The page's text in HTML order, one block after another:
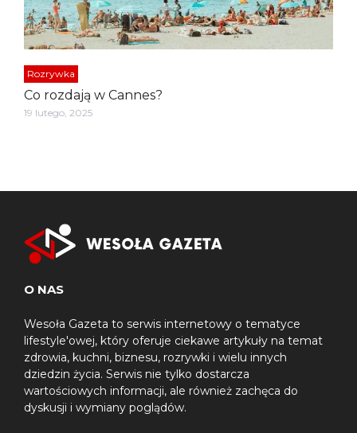
Rozrywka
Co rozdają w Cannes?
19 lutego, 2025
O NAS
Wesoła Gazeta to serwis internetowy o tematyce
lifestyle'owej, który oferuje ciekawe artykuły na temat
zdrowia, kuchni, biznesu, rozrywki i wielu innych
dziedzin życia. Serwis nie tylko dostarcza
wartościowych informacji, ale również zachęca do
dyskusji i wymiany poglądów.